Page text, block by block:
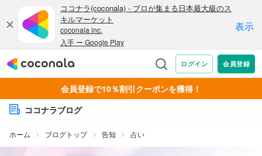
会員登録で10％割引クーポンを獲得！
ココナラブログ
ホーム ブログトップ 告知 占い